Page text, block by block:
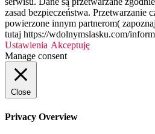
zasad bezpieczeństwa. Przetwarzanie
powierzone innym partnerom(
tutaj https://wdolnymslasku.com/
Ustawienia Akceptuję
Manage consent
Close
Privacy Overview